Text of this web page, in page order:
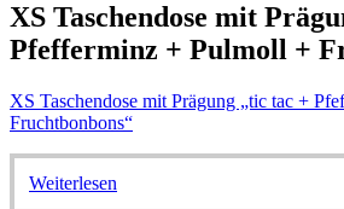
XS Taschendose mit
Pfefferminz + Pulmoll +
XS Taschendose mit Prägung „tic tac +
Fruchtbonbons“
Weiterlesen